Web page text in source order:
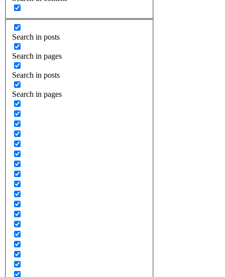
Search in posts
Search in pages
Search in posts
Search in pages